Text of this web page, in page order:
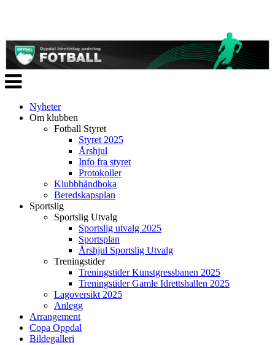
Veksle
navigasjon
Nyheter
Om klubben
Fotball Styret
Styret 2025
Årshjul
Info fra styret
Protokoller
Klubbhåndboka
Beredskapsplan
Sportslig
Sportslig Utvalg
Sportslig utvalg 2025
Sportsplan
Årshjul Sportslig Utvalg
Treningstider
Treningstider Kunstgressbanen 2025
Treningstider Gamle Idrettshallen 2025
Lagoversikt 2025
Anlegg
Arrangement
Copa Oppdal
Bildegalleri